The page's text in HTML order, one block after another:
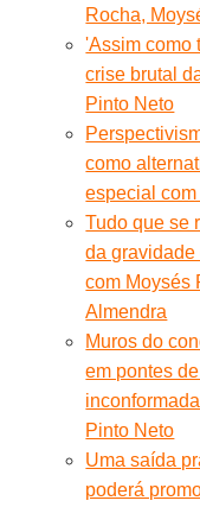
Rocha,
'Assim como
crise brutal
Pinto Neto
como
especial
Tudo que se
da gravidade
com Moysés
Almendra
Muros do
em pontes
Pinto Neto
Uma saída
poderá